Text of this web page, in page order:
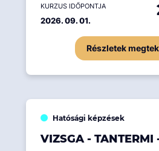
KURZUS IDŐPONTJA
2026. 09. 01.
Részletek
Hatósági képzések
VIZSGA -